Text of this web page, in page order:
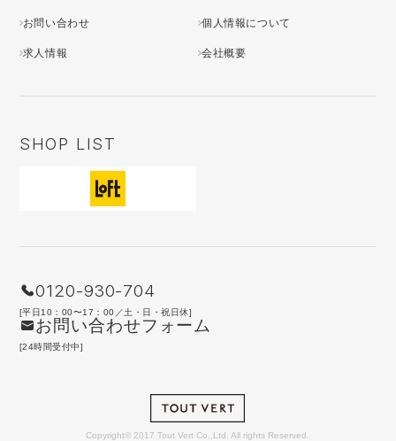
お問い合わせ 個人情報について
求人情報 会社概要
SHOP LIST
0120-930-704
[平日10：00〜17：00／土・日・祝日休]
お問い合わせフォーム
[24時間受付中]
Copyright© 2017 Tout Vert Co.,Ltd. All rights Reserved.